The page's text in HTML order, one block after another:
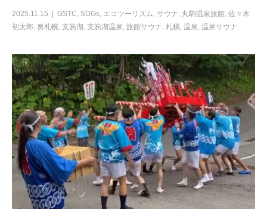
2025.11.15 GSTC, SDGs, エコツーリズム, サウナ, 丸駒温泉旅館, 佐々木
初太郎, 奥札幌, 支笏湖 , 支笏湖温泉, 旅館サウナ, 札幌, 温泉, 温泉サウナ